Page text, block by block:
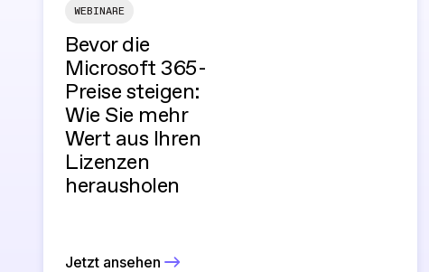
WEBINARE
Bevor die
Microsoft 365-
Preise steigen:
Wie Sie mehr
Wert aus Ihren
Lizenzen
herausholen
Jetzt ansehen